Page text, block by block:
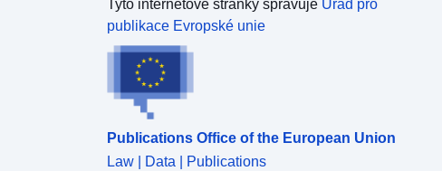
Tyto internetové stránky spravuje Úřad pro
publikace Evropské unie
Publications Office of the European Union
Law | Data | Publications